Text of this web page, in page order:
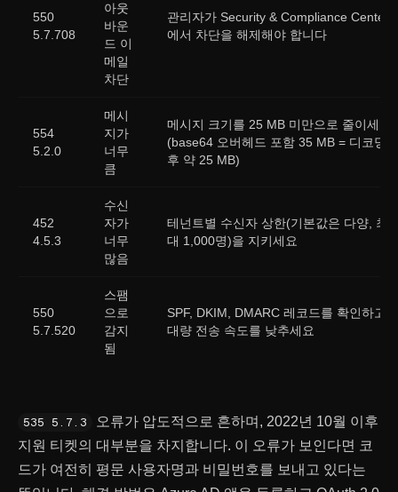
550
5.7.708
아웃
바운
드 이
메일
차단
관리자가 Security & Compliance Center
에서 차단을 해제해야 합니다
554
5.2.0
메시
지가
너무
큼
메시지 크기를 25 MB 미만으로 줄이세요
(base64 오버헤드 포함 35 MB = 디코딩
후 약 25 MB)
452
4.5.3
수신
자가
너무
많음
테넌트별 수신자 상한(기본값은 다양, 최
대 1,000명)을 지키세요
550
5.7.520
스팸
으로
감지
됨
SPF, DKIM, DMARC 레코드를 확인하고
대량 전송 속도를 낮추세요
535 5.7.3
오류가 압도적으로 흔하며, 2022년 10월 이후
지원 티켓의 대부분을 차지합니다. 이 오류가 보인다면 코
드가 여전히 평문 사용자명과 비밀번호를 보내고 있다는